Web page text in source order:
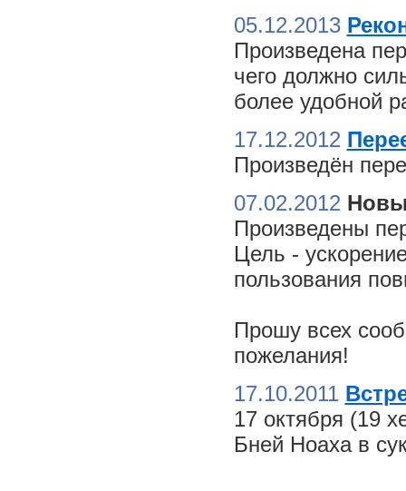
05.12.2013
Произведена
чего должно
более удобной
17.12.2012
Произведён
07.02.2012
Произведены
Цель -
пользования
Прошу всех
пожелания!
17.10.2011
17 октября (19
Бней Ноаха в